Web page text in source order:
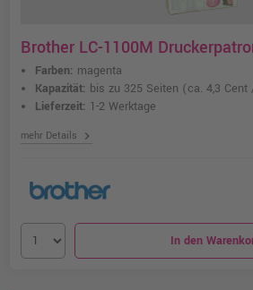
Brother LC-1100M
Farben: magenta
Kapazität: bis zu 325 Seiten (ca. 4,3 Cent
Lieferzeit: 1-2 Werktage
mehr Details chevron_right
In den